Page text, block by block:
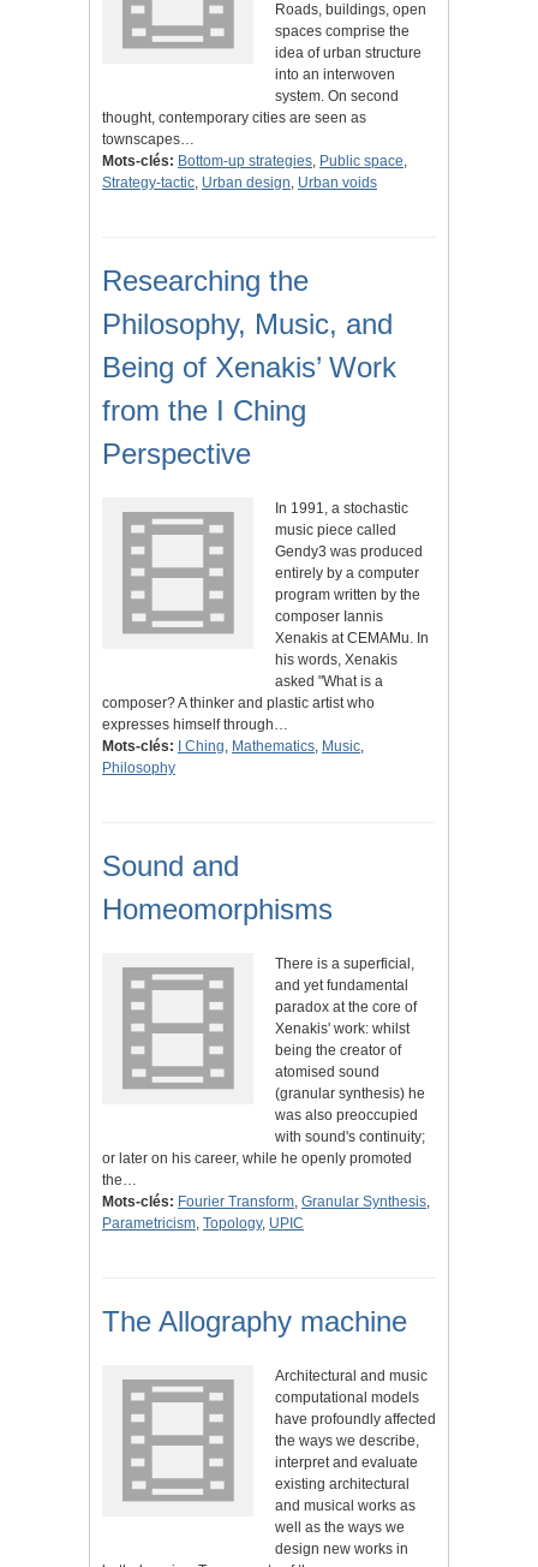
Roads, buildings, open
spaces comprise the
idea of urban structure
into an interwoven
system. On second
thought, contemporary cities are seen as
townscapes…
Mots-clés: Bottom-up strategies, Public space,
Strategy-tactic, Urban design, Urban voids
Researching the
Philosophy, Music, and
Being of Xenakis’ Work
from the I Ching
Perspective
In 1991, a stochastic
music piece called
Gendy3 was produced
entirely by a computer
program written by the
composer Iannis
Xenakis at CEMAMu. In
his words, Xenakis
asked "What is a
composer? A thinker and plastic artist who
expresses himself through…
Mots-clés:
I Ching, Mathematics, Music,
Philosophy
Sound and
Homeomorphisms
There is a superficial,
and yet fundamental
paradox at the core of
Xenakis' work: whilst
being the creator of
atomised sound
(granular synthesis) he
was also preoccupied
with sound's continuity;
or later on his career, while he openly promoted
the…
Mots-clés: Fourier Transform, Granular Synthesis,
Parametricism, Topology, UPIC
The Allography machine
Architectural and music
computational models
have profoundly affected
the ways we describe,
interpret and evaluate
existing architectural
and musical works as
well as the ways we
design new works in